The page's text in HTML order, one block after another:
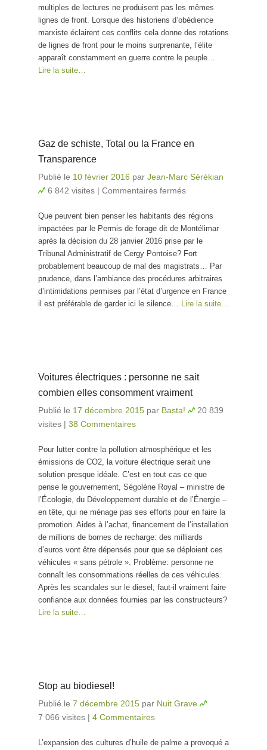
multiples de lectures ne produisent pas les mêmes
lignes de front. Lorsque des historiens d’obédience
marxiste éclairent ces conflits cela donne des rotations
de lignes de front pour le moins surprenante, l’élite
apparaît constamment en guerre contre le peuple…
Lire la suite…
Gaz de schiste, Total ou la France en
Transparence
Publié le 10 février 2016 par Jean-Marc Sérékian
6 842 visites | Commentaires fermés
ou la France
en
Transparence
Que peuvent bien penser les habitants des régions
impactées par le Permis de forage dit de Montélimar
après la décision du 28 janvier 2016 prise par le
Tribunal Administratif de Cergy Pontoise? Fort
probablement beaucoup de mal des magistrats… Par
prudence, dans l’ambiance des procédures arbitraires
d’intimidations permises par l’état d’urgence en France
il est préférable de garder ici le silence… Lire la suite…
Voitures électriques : personne ne sait
combien elles consomment vraiment
Publié le 17 décembre 2015 par Basta!
20 839
visites | 38 Commentaires
Pour lutter contre la pollution atmosphérique et les
émissions de CO2, la voiture électrique serait une
solution presque idéale. C’est en tout cas ce que
pense le gouvernement, Ségolène Royal – ministre de
l’Écologie, du Développement durable et de l’Énergie –
en tête, qui ne ménage pas ses efforts pour en faire la
promotion. Aides à l’achat, financement de l’installation
de millions de bornes de recharge: des milliards
d’euros vont être dépensés pour que se déploient ces
véhicules « sans pétrole ». Problème: personne ne
connaît les consommations réelles de ces véhicules.
Après les scandales sur le diesel, faut-il vraiment faire
confiance aux données fournies par les constructeurs?
Lire la suite…
Stop au biodiesel!
Publié le 7 décembre 2015 par Nuit Grave
7 066 visites | 4 Commentaires
L’expansion des cultures d’huile de palme a provoqué a